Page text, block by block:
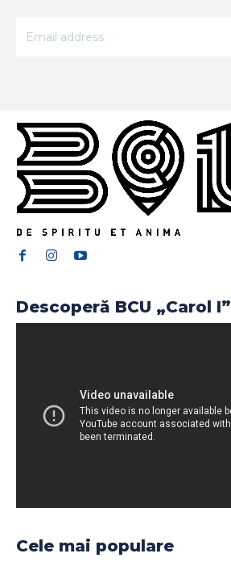
Descoperă BCU „Carol I”
Cele mai populare